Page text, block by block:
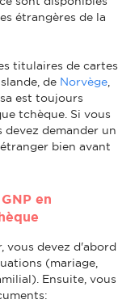
étrangères de la
titulaires de cartes
de Norvège
est toujours
tchèque. Si vous
devez demander un
bien avant
en
vous devez d'abord
(mariage,
Ensuite, vous